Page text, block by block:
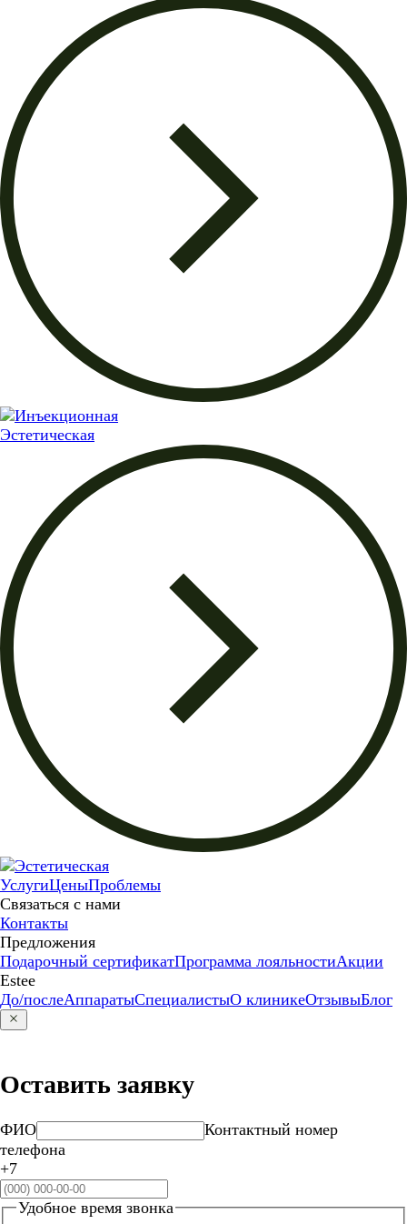
Эстетическая
УслугиЦеныПроблемы
Связаться с нами
Контакты
Предложения
Подарочный сертификатПрограмма лояльностиАкции
Estee
До/послеАппаратыСпециалистыО клиникеОтзывыБлог
Оставить заявку
ФИО
Контактный номер
телефона
+7
Удобное время звонка